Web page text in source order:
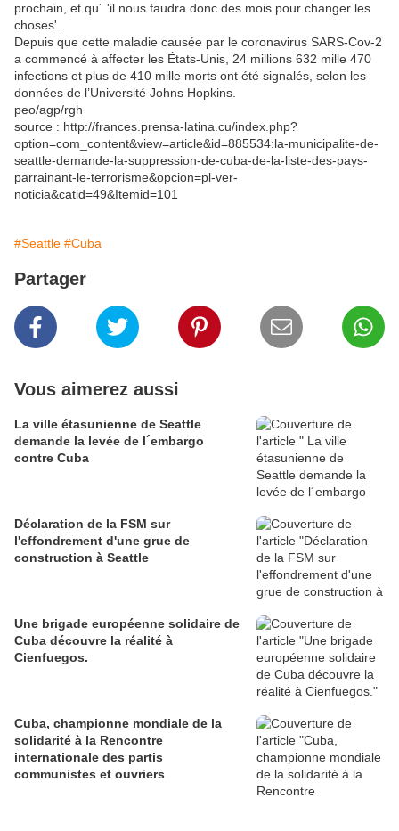
prochain, et qu´ 'il nous faudra donc des mois pour changer les
choses'.
Depuis que cette maladie causée par le coronavirus SARS-Cov-2
a commencé à affecter les États-Unis, 24 millions 632 mille 470
infections et plus de 410 mille morts ont été signalés, selon les
données de l’Université Johns Hopkins.
peo/agp/rgh
source : http://frances.prensa-latina.cu/index.php?
option=com_content&view=article&id=885534:la-municipalite-de-
seattle-demande-la-suppression-de-cuba-de-la-liste-des-pays-
parrainant-le-terrorisme&opcion=pl-ver-
noticia&catid=49&Itemid=101
#Seattle #Cuba
Partager
Vous aimerez aussi
La ville étasunienne de Seattle
demande la levée de l´embargo
contre Cuba
Déclaration de la FSM sur
l'effondrement d'une grue de
construction à Seattle
Une brigade européenne solidaire de
Cuba découvre la réalité à
Cienfuegos.
Cuba, championne mondiale de la
solidarité à la Rencontre
internationale des partis
communistes et ouvriers